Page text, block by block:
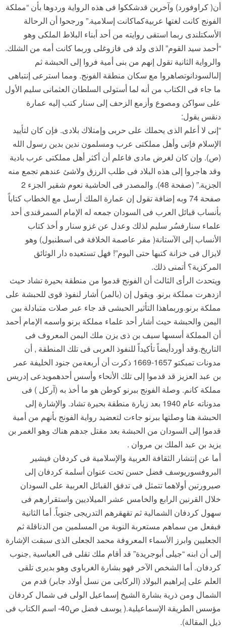
أن( كراوفورد) وآخرين قدشككوا فى هذه الرواية وردوها بأن “مملكة
الفونج كانت لغتها عربيةكماكانت إسلامية.” ورجحوا أن الرحالة
الأسكتلندى ربما استقى روايته من أحد أبناء البلاط الملكى وهو
“أحمد سيد القوم” الذى ولد فى فازوغلى وربما كانت أمه من الشلك.
والرواية الثانية تقول إنهم من بنى أمية فروا إلى الحبشة ثم
إلىالسودانوتصاهروا مع سكان منطقة الفونج. ومما استرعى إنتباهى
ما جاء فى الكتاب من أنه لما أستولى السلطان العثمانى سليم الأول
على سواكن ومصوع وأزمع الزحف إلى سنار كتب إليه عمارة
دنقس يقول:
“إنى لا أعلم الذى يحملك على حربى وإمتلاك بلادى. فإن كان لتأييد
الإسلام فإنى وأهل مملكتى عرب ومسلمون ندين بدين رسول الله
(ص). وإن كان لغرض مادى فاعلم أن أكثر أهل مملكتى عرب بادية
وقد هاجروا إلى هذه البلاد فى طلب الرزق ولاشئ عندهم تجمع منه
الجزية.” (صفحة 48). والمصدر فى الحاشية نعوم شقير الجزء 2
صفحة 74 وبه إضافة تقول إن عمارة الملك أرسل مع الخطاب كتاباً
بأنساب قبائل العرب فى السودان جمعه له الإمام السمرقندى أحد
علماء سنارفسُر سليم لذلك وعدل عن غزو سنار و أخذ كتاب
الأنساب إلى الآستانة( مقر عاصمة الخلافة فى اسطنبول) وهو
لايزال فى خزانة كتبها حتى اليوم”! فهل تستعيده دار الوثائق
المركزية؟ أتمنى ذلك.
ويتحدث الرأى الثالث أن الفونج قدموا من منطقة بحيرة تشاد حيث
ازدهرت مملكة برنو. ويقول إن (بالمر) أشار لنفوذ قوى للحبشة على
مملكة برنو.وربماهذا التأثير الحبشى قد جاء عبر صلات متبادلة بين
اليمن والحبشة حيث أشار أحد علماء مملكة برنو واسمه الإمام أحمد
أن المملكة أسسها سيف بن ذى يزن ملك اليمن المعروف فى
التاريخ.وقد أوردأيضاً تأكيداً للنفوذ العربى فى تلك المنطقة , أن
مدونات تمبكتو 1657-1669 ذكرت أن أربعةمن جنود الخليفة عمر
بن عبد العزيز قد قدموا إلى تلك الأنحاء وأسس أحدهمويدعى إدريس
مملكة كانم. وصلة الفونج ببرنو كوطن هو ما أخذ به (آركل ) فى
مدوناته عام 1940 بعد زيارة منطقة بحيرة تشاد. والإشارة إلى
الحبشة هنا وصلتها ببرنو جاءت لتعضيد رواية الفونج بأنهم من أمية
قدموا إلى السودان من الحبشة بعد مقتل جدهم هناك وهو الغمر بن
يزيد بن عبد الملك بن مروان .
أما عن إنتشار الثقافة العربية والإسلامية فى كردفان فيشير
البروفسوريوسف فضل حسن تحت عنوان أسلمة كردفان إلى
صيرورتين أولاهما تتمثل فى تدفق القبائل العربية على السودان
خلال القرنين الرابع والخامس عشر الميلاديين واستقرارهم فى
سهول كردفان الشمالية ثم تقهقرهم التدريجى جنوباً. أما الثانية
فبفعل من سماهم مستعربة النوبة من المسلمين من الدناقلة ثم
الجعليين وابرز الأسماء المعروفة محمد الجعلى الذى سبقت الإشارة
إلى أن ابنه “جيلى أبوجريدة” قد أقام ملك تقلى فى العباسية ,جنوب
كردفان. أما الشخص الآخر فهو بشارة الغرباوى وهو بديرى تلقى
العلم على إبراهيم البولاد (الركابى من نسل أولاد جابر) قدم من
الشمال ومن ذرية بشارة الشيخ إسماعيل الولى فى شمال كردفان
مؤسس الطريقة الإسماعيلية.( يوسف فضل ص40- اسم الكتاب فى
ذيل المقالة).